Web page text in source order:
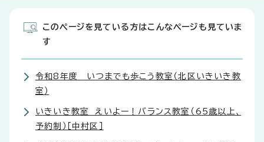
このページを見ている方はこんなページも見ていま
す
令和8年度 いつまでも歩こう教室（北区いきいき教
室）
いきいき教室 えいよー！バランス教室（65歳以上、
予約制）［中村区］